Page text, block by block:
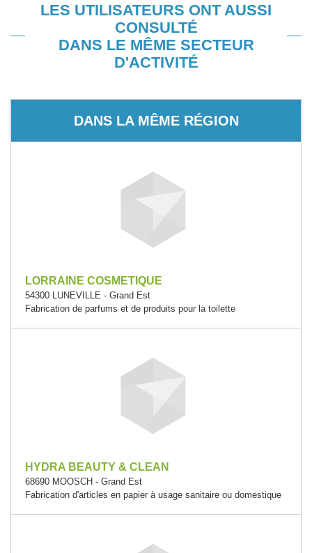
LES UTILISATEURS ONT AUSSI
CONSULTÉ
DANS LE MÊME SECTEUR
D'ACTIVITÉ
DANS LA MÊME RÉGION
LORRAINE COSMETIQUE
54300 LUNEVILLE - Grand Est
Fabrication de parfums et de produits pour la toilette
HYDRA BEAUTY & CLEAN
68690 MOOSCH - Grand Est
Fabrication d'articles en papier à usage sanitaire ou domestique